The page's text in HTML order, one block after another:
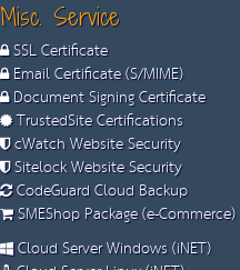
Misc. Service
SSL Certificate
Email Certificate (S/MIME)
Document Signing Certificate
TrustedSite Certifications
cWatch Website Security
Sitelock Website Security
CodeGuard Cloud Backup
SMEShop Package (e-Commerce)
Cloud Server Windows (iNET)